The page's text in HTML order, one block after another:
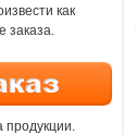
как
заказа.
продукции.